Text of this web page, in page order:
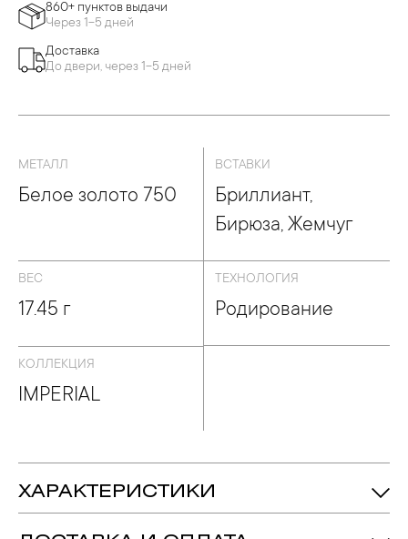
860+ пунктов выдачи
Через 1-5 дней
Доставка
До двери, через 1-5 дней
МЕТАЛЛ
Белое золото 750
ВСТАВКИ
Бриллиант,
Бирюза, Жемчуг
ВЕС
17.45 г
ТЕХНОЛОГИЯ
Родирование
КОЛЛЕКЦИЯ
IMPERIAL
ХАРАКТЕРИСТИКИ